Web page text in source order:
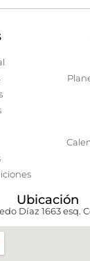
Ubicación
Díaz 1663 esq.